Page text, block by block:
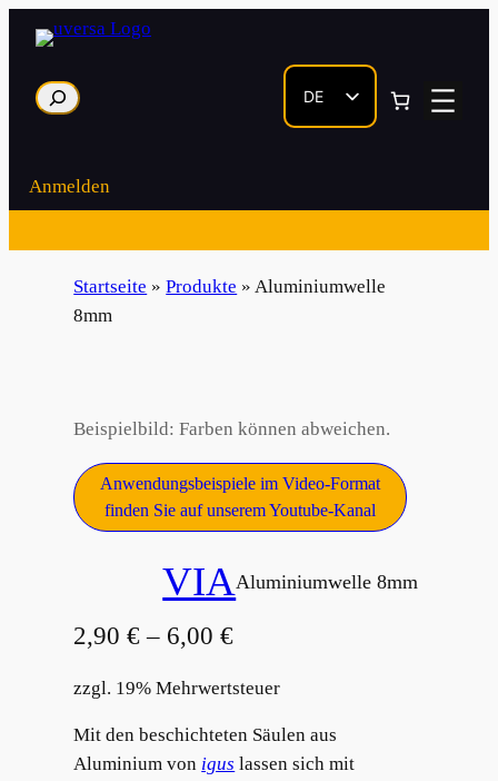
Inhalt
springen
Suche
DE
EN
Anmelden
Startseite »Produkte »Aluminiumwelle
8mm
Beispielbild: Farben können abweichen.
Anwendungsbeispiele im Video-Format
finden Sie auf unserem Youtube-Kanal
VIAAluminiumwelle 8mm
2,90€– 6,00€
zzgl. 19% Mehrwertsteuer
Mit den beschichteten Säulen aus
Aluminium von igus lassen sich mit